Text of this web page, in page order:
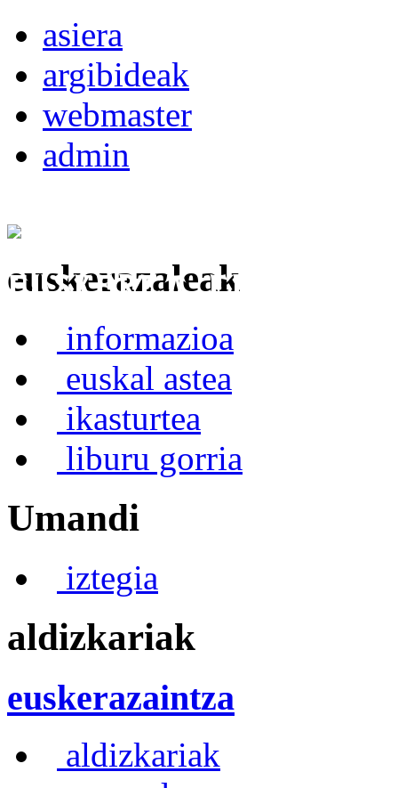
asiera
argibideak
webmaster
admin
Euskerea Erabilte
euskerazaleak
informazioa
euskal astea
ikasturtea
liburu gorria
Umandi
iztegia
aldizkariak
euskerazaintza
aldizkariak